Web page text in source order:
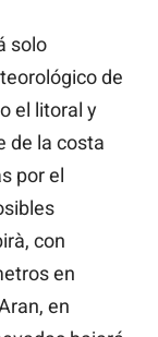
solo
de
el litoral y
de la costa
por el
con
en
en